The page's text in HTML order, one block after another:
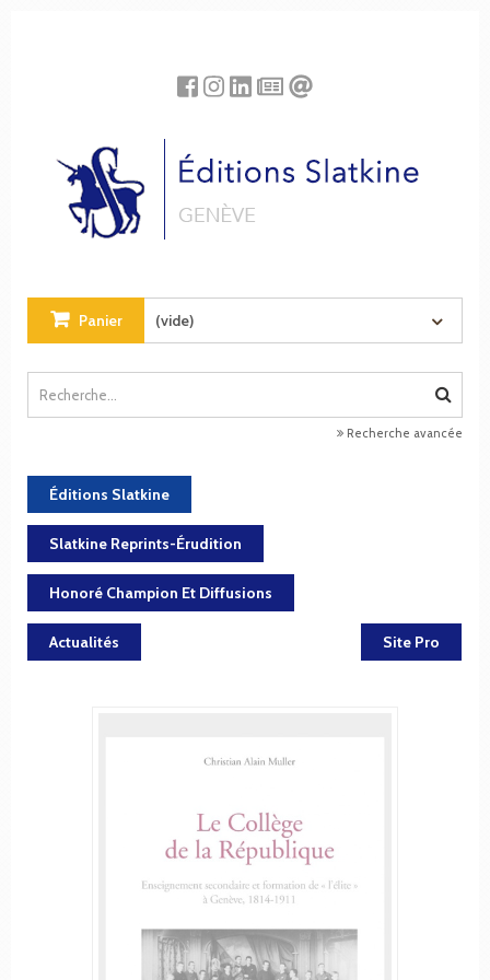
Panier (vide)
Recherche avancée
Éditions Slatkine
Slatkine Reprints-Érudition
Honoré Champion Et Diffusions
Actualités Site Pro